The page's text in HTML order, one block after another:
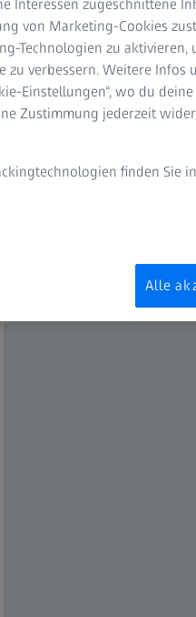
ZEISS Axiovert 5 digital
Funktionen. Von der
Fluoreszenzbildgebung,
unerfahrenen Nutzern
werden
Interessen zugeschnittene
von Marketing-Cookies
Technologien zu aktivieren,
zu verbessern. Weitere Infos
Einstellungen“, wo du deine
Zustimmung jederzeit
finden Sie in
Alle